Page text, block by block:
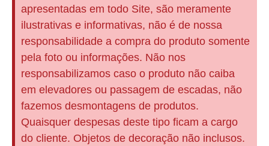
apresentadas em todo Site, são meramente
ilustrativas e informativas, não é de nossa
responsabilidade a compra do produto somente
pela foto ou informações. Não nos
responsabilizamos caso o produto não caiba
em elevadores ou passagem de escadas, não
fazemos desmontagens de produtos.
Quaisquer despesas deste tipo ficam a cargo
do cliente. Objetos de decoração não inclusos.